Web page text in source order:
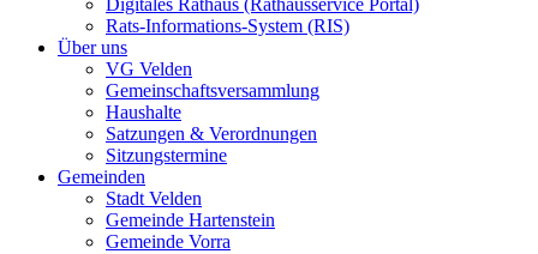
Digitales Rathaus (Rathausservice Portal)
Rats-Informations-System (RIS)
Über uns
VG Velden
Gemeinschaftsversammlung
Haushalte
Satzungen & Verordnungen
Sitzungstermine
Gemeinden
Stadt Velden
Gemeinde Hartenstein
Gemeinde Vorra